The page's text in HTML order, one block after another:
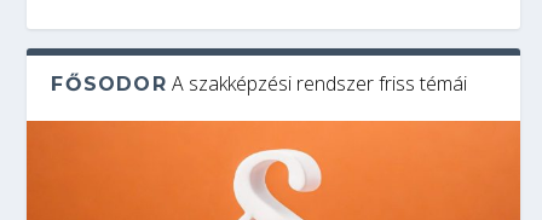
FŐSODOR A szakképzési rendszer friss témái